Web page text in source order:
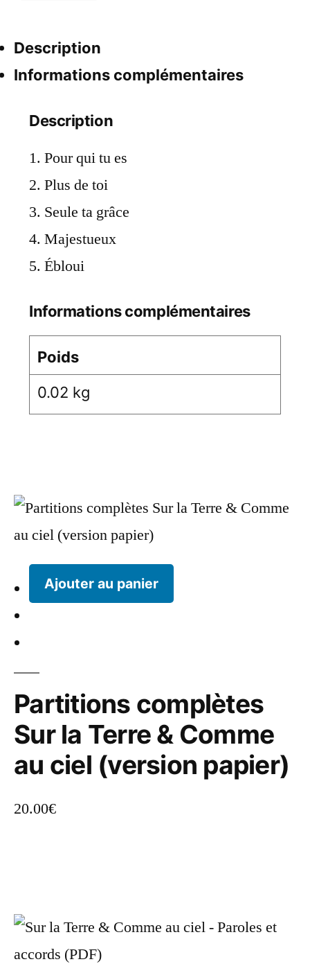
Ajouter au panier
Partitions complètes
Sur la Terre & Comme
au ciel (version papier)
20.00€
Description
Informations complémentaires
Description
Pour qui tu es
Plus de toi
Seule ta grâce
Majestueux
Ébloui
Informations complémentaires
Poids
0.02 kg